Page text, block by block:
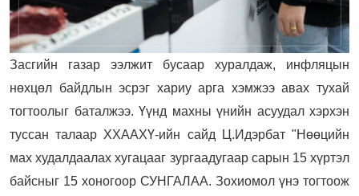
Засгийн газар ээлжит бусаар хуралдаж, инфляцын
нөхцөл байдлын эсрэг хариу арга хэмжээ авах тухай
тогтоолыг баталжээ. Үүнд махны үнийн асуудал хэрхэн
туссан талаар ХХААХҮ-ийн сайд Ц.Идэрбат "Нөөцийн
мах худалдаалах хугацааг зургаадугаар сарын 15 хүртэл
байсныг 15 хоногоор СУНГАЛАА. Зохиомол үнэ тогтоож